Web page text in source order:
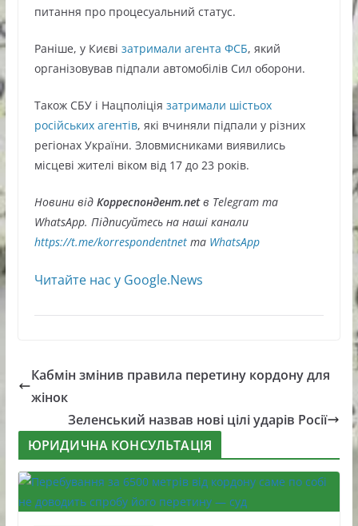
питання про процесуальний статус.
Раніше, у Києві затримали агента ФСБ, який
організовував підпали автомобілів Сил оборони.
Також СБУ і Нацполіція затримали шістьох
російських агентів, які вчиняли підпали у різних
регіонах України. Зловмисниками виявились
місцеві жителі віком від 17 до 23 років.
Новини відКорреспондент.netв Telegram та
WhatsApp. Підписуйтесь на наші канали
https://t.me/korrespondentnetта WhatsApp
Читайте нас у Google.News
Кабмін змінив правила перетину кордону для
жінок
Зеленський назвав нові цілі ударів Росії
ЮРИДИЧНА КОНСУЛЬТАЦІЯ